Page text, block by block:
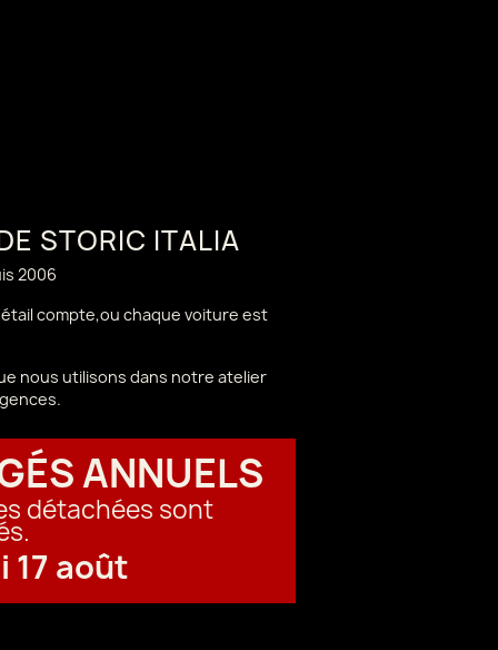
STORIC ITALIA
2006
compte,ou chaque voiture est
nous utilisons dans notre atelier
ANNUELS
détachées sont
17 août